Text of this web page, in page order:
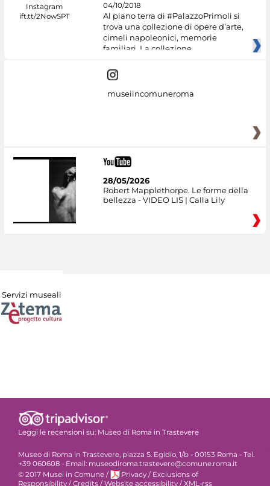
04/10/2018
Al piano terra di #PalazzoPrimoli si
trova una collezione di opere d’arte,
cimeli napoleonici, memorie
familiari. La collezione
museiincomuneroma
28/05/2026
Robert Mapplethorpe. Le forme della
bellezza - VIDEO LIS | Calla Lily
Servizi museali
Leggi le recensioni su: Museo di Roma in Trastevere
Museo di Roma in Trastevere, piazza S. Egidio, 1/b - 00153 Roma - Tel.
+39 060608 - Email: museodiroma.trastevere@comune.roma.it
© 2017 Musei in Comune / Privacy / Exclusions of
Responsibility /Credits /Website accessibility /XML-rss